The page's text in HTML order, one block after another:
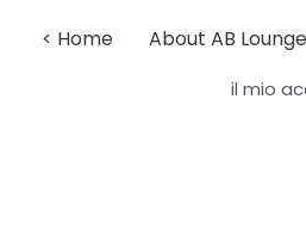
< Home About AB
il mio